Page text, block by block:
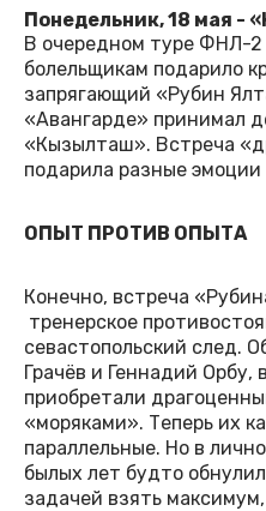
Понедельник, 18 мая -
В очередном туре ФНЛ-
болельщикам подарило
запрягающий «Рубин
«Авангарде» принимал
«Кызылташ». Встреча
подарила разные
ОПЫТ ПРОТИВ ОПЫТА
Конечно, встреча
тренерское
севастопольский след.
Грачёв и Геннадий Орбу,
приобретали
«моряками». Теперь их
параллельные. Но в
былых лет будто
задачей взять